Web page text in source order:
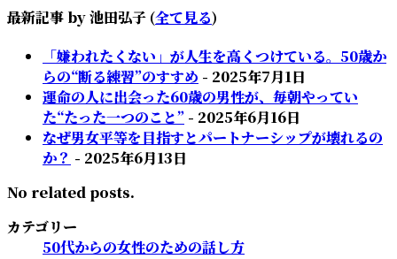
最新記事 by 池田弘子 (全て見る)
「嫌われたくない」が人生を高くつけている。50歳か
らの“断る練習”のすすめ - 2025年7月1日
運命の人に出会った60歳の男性が、毎朝やってい
た“たった一つのこと” - 2025年6月16日
なぜ男女平等を目指すとパートナーシップが壊れるの
か？ - 2025年6月13日
No related posts.
カテゴリー
50代からの女性のための話し方